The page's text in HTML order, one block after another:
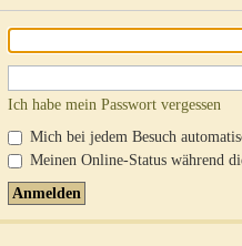
Ich habe mein Passwort vergessen
Mich bei jedem Besuch
Meinen Online-Status während